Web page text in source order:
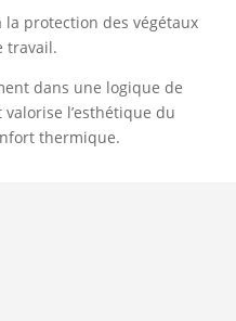
protection des végétaux
travail.
dans une logique de
l’esthétique du
thermique.